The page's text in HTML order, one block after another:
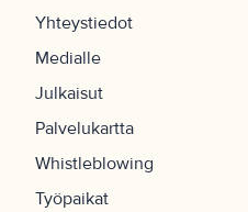
Yhteystiedot
Medialle
Julkaisut
Palvelukartta
Whistleblowing
Työpaikat